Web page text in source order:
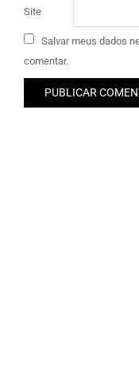
Site
Salvar meus dados
comentar.